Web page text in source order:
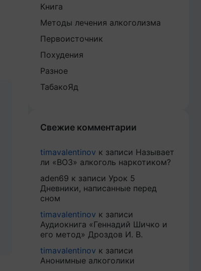
Книга
Методы лечения алкоголизма
Первоисточник
Похудения
Разное
ТабакоЯд
Свежие комментарии
timavalentinov к записи Называет
ли «ВОЗ» алкоголь наркотиком?
aden69 к записи Урок 5
Дневники, написанные перед
сном
timavalentinov к записи
Аудиокнига «Геннадий Шичко и
его метод» Дроздов И. В.
timavalentinov к записи
Анонимные алкоголики